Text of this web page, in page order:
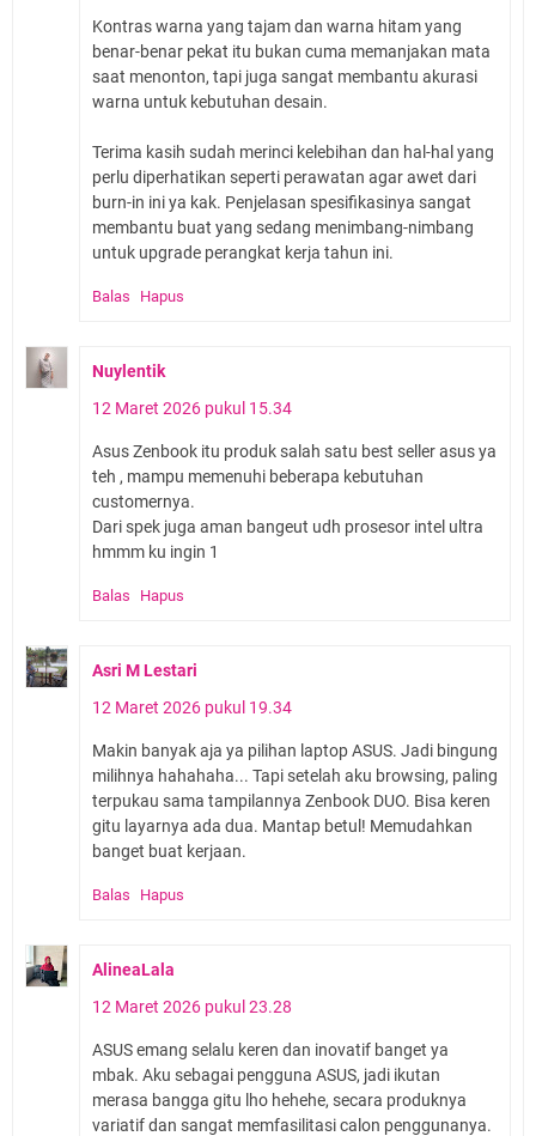
Kontras warna yang tajam dan warna hitam yang
benar-benar pekat itu bukan cuma memanjakan mata
saat menonton, tapi juga sangat membantu akurasi
warna untuk kebutuhan desain.
Terima kasih sudah merinci kelebihan dan hal-hal yang
perlu diperhatikan seperti perawatan agar awet dari
burn-in ini ya kak. Penjelasan spesifikasinya sangat
membantu buat yang sedang menimbang-nimbang
untuk upgrade perangkat kerja tahun ini.
Balas Hapus
Nuylentik
12 Maret 2026 pukul 15.34
Asus Zenbook itu produk salah satu best seller asus ya
teh , mampu memenuhi beberapa kebutuhan
customernya.
Dari spek juga aman bangeut udh prosesor intel ultra
hmmm ku ingin 1
Balas Hapus
Asri M Lestari
12 Maret 2026 pukul 19.34
Makin banyak aja ya pilihan laptop ASUS. Jadi bingung
milihnya hahahaha... Tapi setelah aku browsing, paling
terpukau sama tampilannya Zenbook DUO. Bisa keren
gitu layarnya ada dua. Mantap betul! Memudahkan
banget buat kerjaan.
Balas Hapus
AlineaLala
12 Maret 2026 pukul 23.28
ASUS emang selalu keren dan inovatif banget ya
mbak. Aku sebagai pengguna ASUS, jadi ikutan
merasa bangga gitu lho hehehe, secara produknya
variatif dan sangat memfasilitasi calon penggunanya.